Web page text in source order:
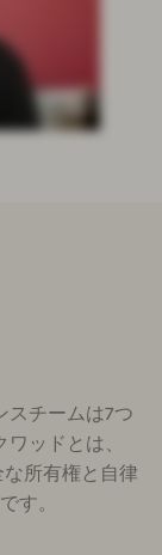
スチームは7つ
ッドとは、
所有権と自律
す。